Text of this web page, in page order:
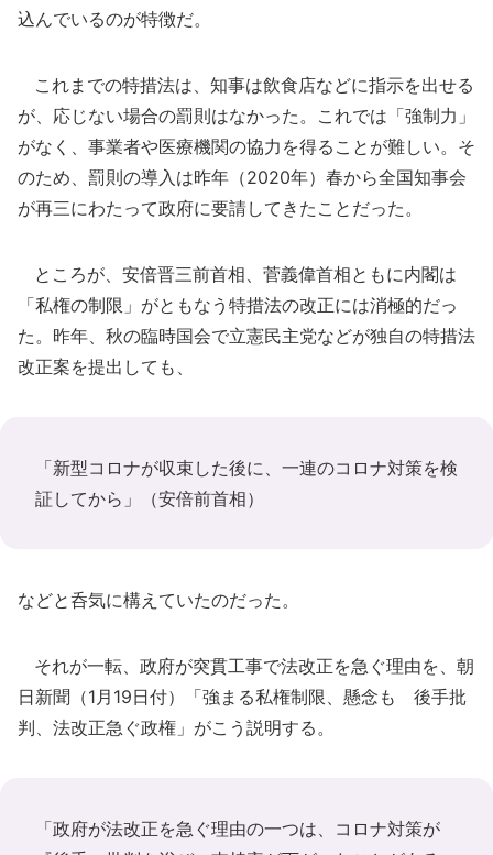
込んでいるのが特徴だ。
これまでの特措法は、知事は飲食店などに指示を出せる
が、応じない場合の罰則はなかった。これでは「強制力」
がなく、事業者や医療機関の協力を得ることが難しい。そ
のため、罰則の導入は昨年（2020年）春から全国知事会
が再三にわたって政府に要請してきたことだった。
ところが、安倍晋三前首相、菅義偉首相ともに内閣は
「私権の制限」がともなう特措法の改正には消極的だっ
た。昨年、秋の臨時国会で立憲民主党などが独自の特措法
改正案を提出しても、
「新型コロナが収束した後に、一連のコロナ対策を検
証してから」（安倍前首相）
などと呑気に構えていたのだった。
それが一転、政府が突貫工事で法改正を急ぐ理由を、朝
日新聞（1月19日付）「強まる私権制限、懸念も 後手批
判、法改正急ぐ政権」がこう説明する。
「政府が法改正を急ぐ理由の一つは、コロナ対策が